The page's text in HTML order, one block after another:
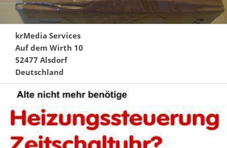
krMedia Services
Auf dem Wirth 10
52477 Alsdorf
Deutschland